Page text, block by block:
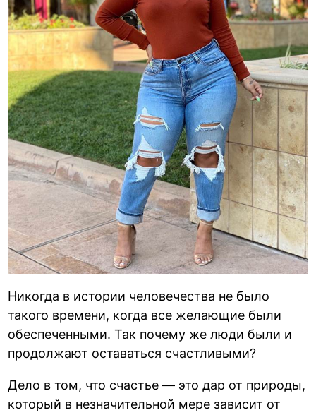
Никогда в истории человечества не было
такого времени, когда все желающие были
обеспеченными. Так почему же люди были и
продолжают оставаться счастливыми?
Дело в том, что счастье — это дар от природы,
который в незначительной мере зависит от